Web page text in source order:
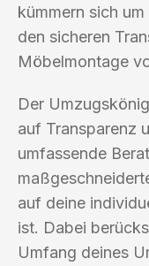
kümmern sich
den sicheren
Möbelmontage
Der
auf Transparenz
umfassende
auf deine
ist. Dabei
Umfang deines